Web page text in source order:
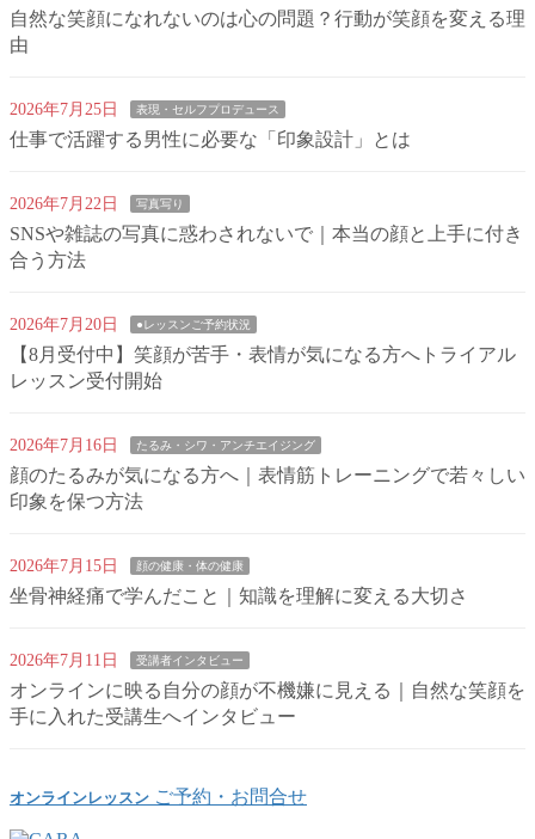
自然な笑顔になれないのは心の問題？行動が笑顔を変える理
由
2026年7月25日 表現・セルフプロデュース
仕事で活躍する男性に必要な「印象設計」とは
2026年7月22日 写真写り
SNSや雑誌の写真に惑わされないで｜本当の顔と上手に付き
合う方法
2026年7月20日 ●レッスンご予約状況
【8月受付中】笑顔が苦手・表情が気になる方へトライアル
レッスン受付開始
2026年7月16日 たるみ・シワ・アンチエイジング
顔のたるみが気になる方へ｜表情筋トレーニングで若々しい
印象を保つ方法
2026年7月15日 顔の健康・体の健康
坐骨神経痛で学んだこと｜知識を理解に変える大切さ
2026年7月11日 受講者インタビュー
オンラインに映る自分の顔が不機嫌に見える｜自然な笑顔を
手に入れた受講生へインタビュー
オンラインレッスン ご予約・お問合せ